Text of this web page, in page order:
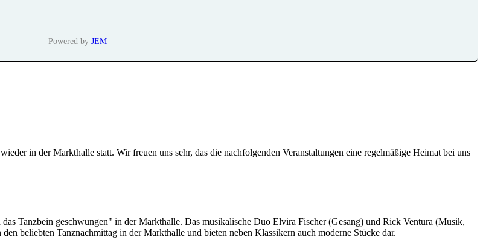
Powered by JEM
in der Markthalle statt. Wir freuen uns sehr, das die nachfolgenden Veranstaltungen eine regelmäßige Heimat bei uns
Tanzbein geschwungen" in der Markthalle. Das musikalische Duo Elvira Fischer (Gesang) und Rick Ventura (Musik,
beliebten Tanznachmittag in der Markthalle und bieten neben Klassikern auch moderne Stücke dar.